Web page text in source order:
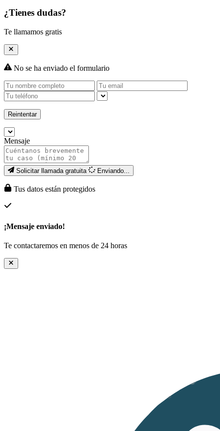
¿Tienes dudas?
Te llamamos gratis
No se ha enviado el formulario
Reintentar
Mensaje
Solicitar llamada gratuita Enviando...
Tus datos están protegidos
¡Mensaje enviado!
Te contactaremos en menos de 24 horas